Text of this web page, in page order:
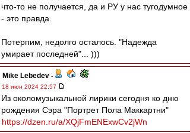
что-то не получается, да и РУ у нас тугодумное
- это правда.
Потерпим, недолго осталось. "Надежда
умирает последней"... )))
Mike Lebedev -
18 июн 2024 22:57
Из околомузыкальной лирики сегодня ко дню
рождения Сэра "Портрет Пола Маккартни"
https://dzen.ru/a/XQjFmENExwCv2jWn